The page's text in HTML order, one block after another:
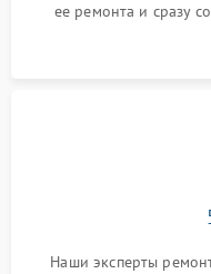
ее ремонта и сразу
Наши эксперты